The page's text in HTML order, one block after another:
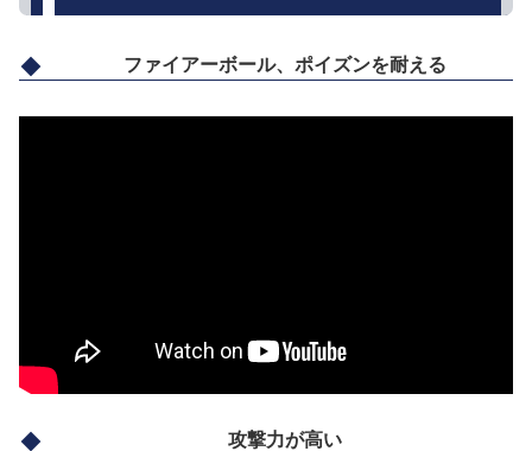
ファイアーボール、ポイズンを耐える
攻撃力が高い